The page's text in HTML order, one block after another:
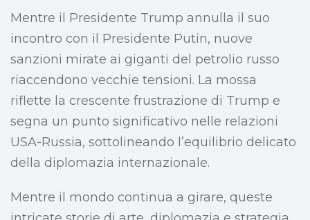
Mentre il Presidente Trump annulla il suo
incontro con il Presidente Putin, nuove
sanzioni mirate ai giganti del petrolio russo
riaccendono vecchie tensioni. La mossa
riflette la crescente frustrazione di Trump e
segna un punto significativo nelle relazioni
USA-Russia, sottolineando l’equilibrio delicato
della diplomazia internazionale.
Mentre il mondo continua a girare, queste